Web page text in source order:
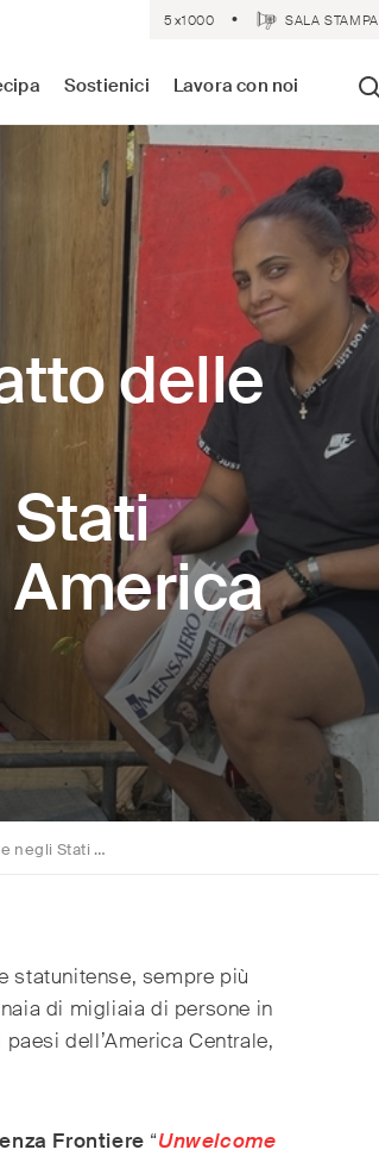
Sostienici Lavora con noi
5×1000 SALA STAMPA
delle
Centrale”
statunitense, sempre più
di migliaia di persone in
dell’America Centrale,
Frontiere “Unwelcome